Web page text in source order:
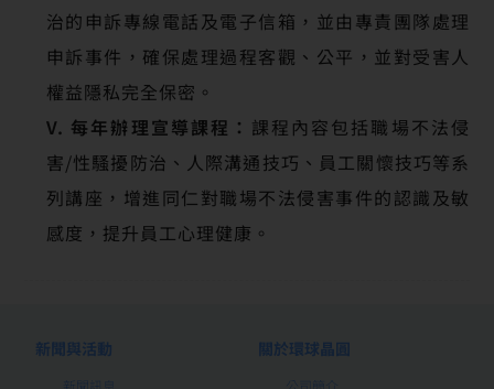
治的申訴專線電話及電子信箱，並由專責團隊處理
申訴事件，確保處理過程客觀、公平，並對受害人
權益隱私完全保密。
V. 每年辦理宣導課程： 課程內容包括職場不法侵
害/性騷擾防治、人際溝通技巧、員工關懷技巧等系
列講座，增進同仁對職場不法侵害事件的認識及敏
感度，提升員工心理健康。
新聞與活動
新聞訊息
關於環球晶圓
公司簡介